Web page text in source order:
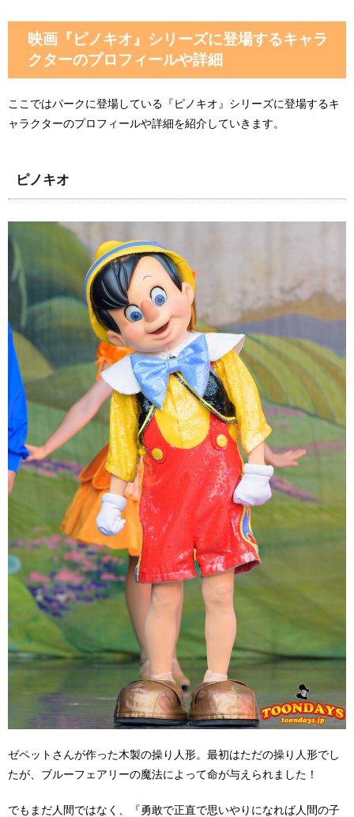
映画『ピノキオ』シリーズに登場するキャラ
クターのプロフィールや詳細
ここではパークに登場している『ピノキオ』シリーズに登場するキ
ャラクターのプロフィールや詳細を紹介していきます。
ピノキオ
ゼペットさんが作った木製の操り人形。最初はただの操り人形でし
たが、ブルーフェアリーの魔法によって命が与えられました！
でもまだ人間ではなく、『勇敢で正直で思いやりになれば人間の子